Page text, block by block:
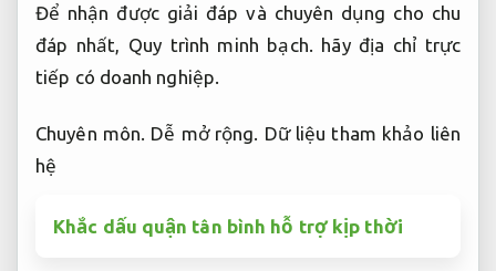
Để nhận được giải đáp và chuyên dụng cho chu
đáp nhất, Quy trình minh bạch. hãy địa chỉ trực
tiếp có doanh nghiệp.
Chuyên môn. Dễ mở rộng. Dữ liệu tham khảo liên
hệ
Khắc dấu quận tân bình hỗ trợ kịp thời